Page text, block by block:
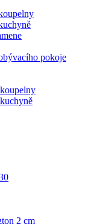
pokoje
2 cm